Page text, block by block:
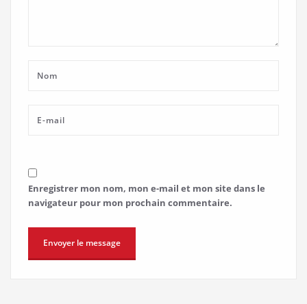
Enregistrer mon nom, mon e-mail et mon site dans le
navigateur pour mon prochain commentaire.